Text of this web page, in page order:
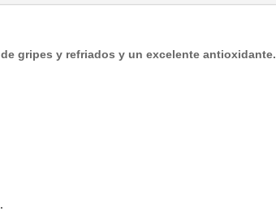
gripes y refriados y un excelente antioxidante.